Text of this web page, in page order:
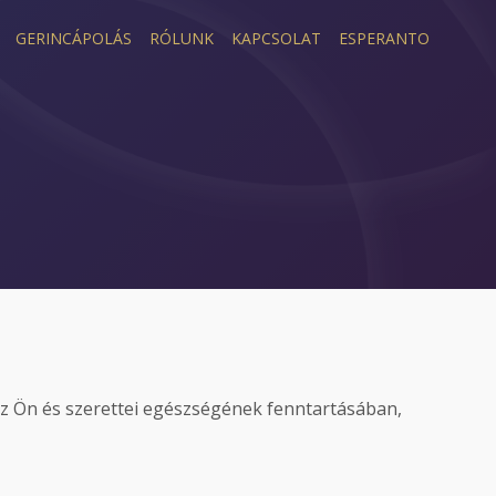
GERINCÁPOLÁS RÓLUNK KAPCSOLAT ESPERANTO
és szerettei egészségének fenntartásában,